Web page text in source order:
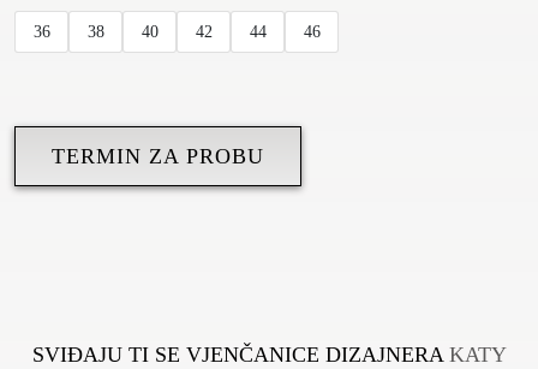
36 38 40 42 44 46
TERMIN ZA PROBU
SVIĐAJU TI SE VJENČANICE DIZAJNERA KATY